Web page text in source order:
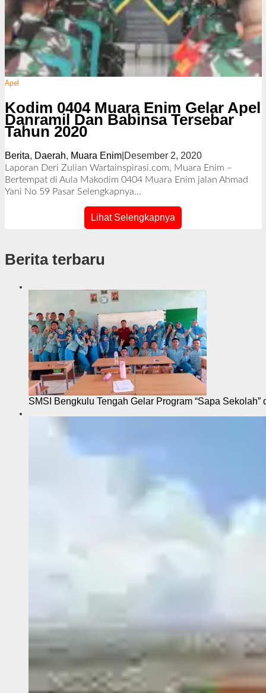
Apel
Kodim 0404 Muara Enim Gelar Apel
Danramil Dan Babinsa Tersebar
Tahun 2020
Berita, Daerah, Muara Enim| Desember 2, 2020o
e
Laporan Deri Zulian Wartainspirasi.com, Muara Enim –
Bertempat di Aula Makodim 0404 Muara Enim jalan Ahmad
Yani No 59 Pasar Selengkapnya…
Lihat Selengkapnya
Berita terbaru
SMSI Bengkulu Tengah Gelar Program “Sapa